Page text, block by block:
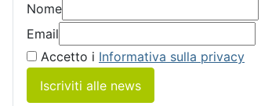
Nome
Email
Accetto i Informativa sulla privacy
Iscriviti alle news